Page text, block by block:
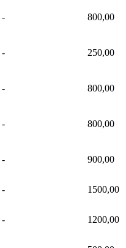
- 800,00
- 250,00
- 800,00
- 800,00
- 900,00
-
1500,00
- 1200,00